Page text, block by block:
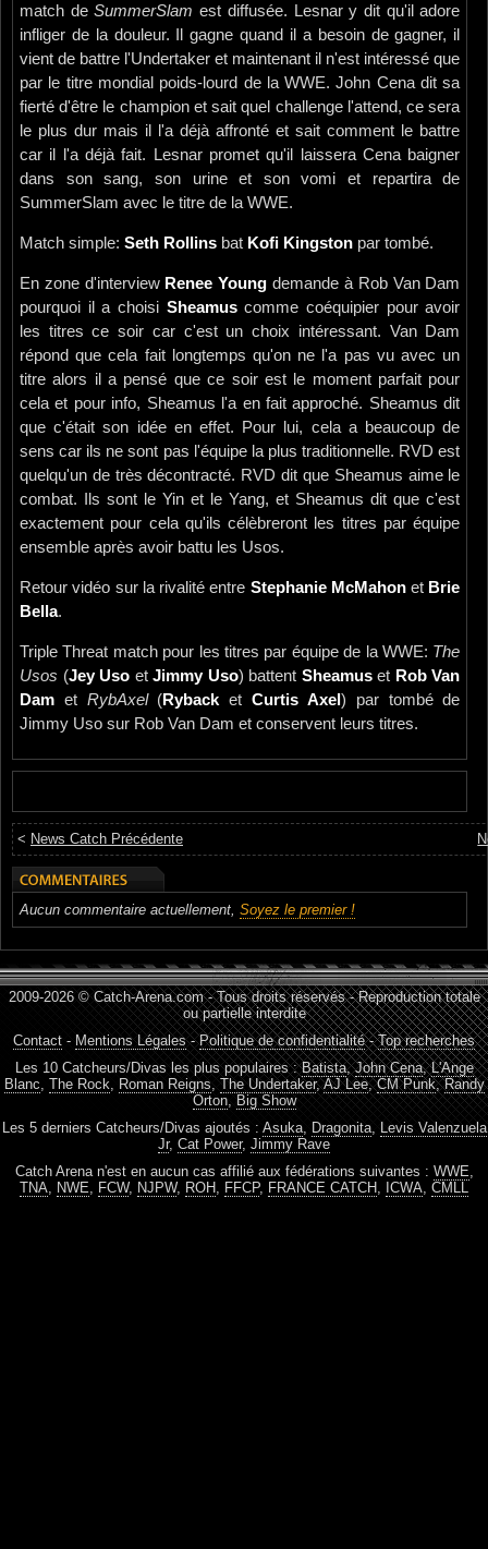
match deSummerSlam est diffusée. Lesnar y dit qu'il adore
infliger de la douleur. Il gagne quand il a besoin de gagner, il
vient de battre l'Undertaker et maintenant il n'est intéressé que
par le titre mondial poids-lourd de la WWE. John Cena dit sa
fierté d'être le champion et sait quel challenge l'attend, ce sera
le plus dur mais il l'a déjà affronté et sait comment le battre
car il l'a déjà fait. Lesnar promet qu'il laissera Cena baigner
dans son sang, son urine et son vomi et repartira de
SummerSlam avec le titre de la WWE.
Match simple: Seth Rollins bat Kofi Kingston par tombé.
En zone d'interview Renee Young demande à Rob Van Dam
pourquoi il a choisi Sheamuscomme coéquipier pour avoir
les titres ce soir car c'est un choix intéressant. Van Dam
répond que cela fait longtemps qu'on ne l'a pas vu avec un
titre alors il a pensé que ce soir est le moment parfait pour
cela et pour info, Sheamus l'a en fait approché. Sheamus dit
que c'était son idée en effet. Pour lui, cela a beaucoup de
sens car ils ne sont pas l'équipe la plus traditionnelle. RVD est
quelqu'un de très décontracté. RVD dit que Sheamus aime le
combat. Ils sont le Yin et le Yang, et Sheamus dit que c'est
exactement pour cela qu'ils célèbreront les titres par équipe
ensemble après avoir battu les Usos.
Retour vidéo sur la rivalité entre Stephanie McMahonet Brie
Bella.
Triple Threat match pour les titres par équipe de la WWE: The
Usos (Jey Uso etJimmy Uso) battent Sheamuset Rob Van
Dam et RybAxel(Ryback etCurtis Axel ) par tombé de
Jimmy Uso sur Rob Van Dam et conservent leurs titres.
< News Catch Précédente
Aucun commentaire actuellement, Soyez le premier !
2009-2026 © Catch-Arena.com - Tous droits réservés - Reproduction totale
ou partielle interdite
Contact - Mentions Légales-Politique de confidentialité-Top recherches
Les 10 Catcheurs/Divas les plus populaires :Batista,John Cena,L'Ange
Blanc, The Rock, Roman Reigns, The Undertaker,AJ Lee,CM Punk,Randy
Orton, Big Show
Les 5 derniers Catcheurs/Divas ajoutés : Asuka, Dragonita, Levis Valenzuela
Jr, Cat Power, Jimmy Rave
Catch Arena n'est en aucun cas affilié aux fédérations suivantes : WWE,
TNA, NWE, FCW, NJPW, ROH , FFCP, FRANCE CATCH , ICWA, CMLL